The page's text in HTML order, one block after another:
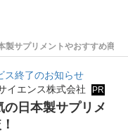
製サプリメントやおすすめ商品
ス終了のお知らせ
イエンス株式会社 PR
日本製サプリメ